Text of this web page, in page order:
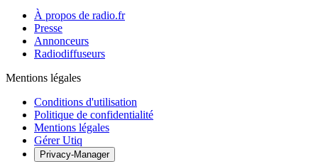
À propos de radio.fr
Presse
Annonceurs
Radiodiffuseurs
Mentions légales
Conditions d'utilisation
Politique de confidentialité
Mentions légales
Gérer Utiq
Privacy-Manager